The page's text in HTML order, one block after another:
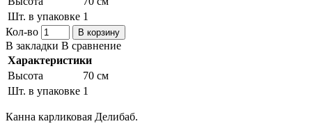
Шт. в упаковке 1
Кол-во
В корзину
В закладки В сравнение
Характеристики
Высота
70 см
Шт. в упаковке 1
Канна карликовая Делибаб.